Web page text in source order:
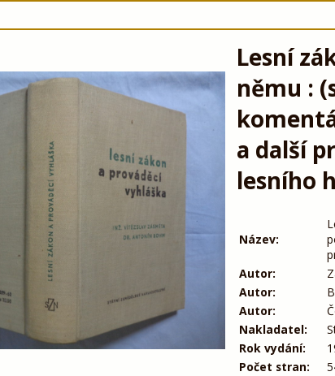
Lesní
němu :
a další
lesního
Název:
Autor:
Autor:
Autor:
Nakladatel:
Rok vydání:
Počet stran: